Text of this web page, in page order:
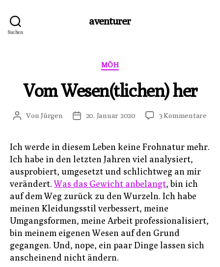
Suchen
aventurer
Kategorien
MÖH
Vom Wesen(tlichen) her
Beitragsautor
VonJürgen Veröffentlichungsdatum
20. Januar 2020 3 Kommentarezu
her
Ich werde in diesem Leben keine Frohnatur mehr.
Ich habe in den letzten Jahren viel analysiert,
ausprobiert, umgesetzt und schlichtweg an mir
verändert.Was das Gewicht anbelangt, bin ich
auf dem Weg zurück zu den Wurzeln. Ich habe
meinen Kleidungsstil verbessert, meine
Umgangsformen, meine Arbeit professionalisiert,
bin meinem eigenen Wesen auf den Grund
gegangen. Und, nope, ein paar Dinge lassen sich
anscheinend nicht ändern.